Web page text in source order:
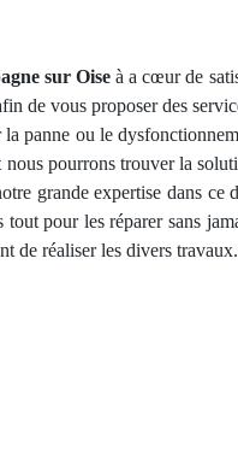
sur Oise à a cœur de
de vous proposer des
panne ou le
nous pourrons trouver la
grande expertise dans
pour les réparer sans
de réaliser les divers travaux.